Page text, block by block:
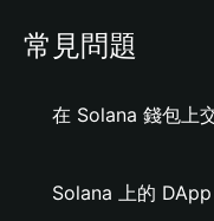
常見問題
在 Solana 錢包上
Solana 上的 DApp